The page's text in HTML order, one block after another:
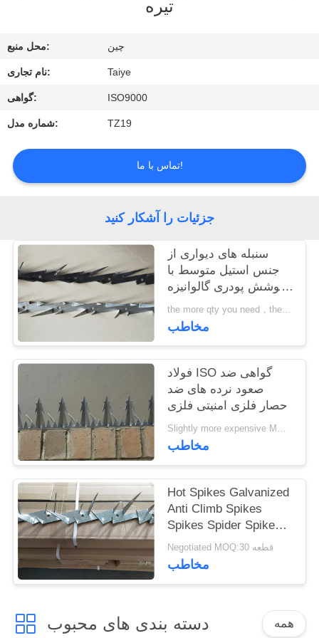
کیفیت
با
ما
تماس
بگیرید
قول
اخبار
تیره
محل منبع: چين
نام تجاری: Taiye
گواهی: ISO9000
شماره مدل: TZ19
تماس با ما!
جزئیات را آشکار کنید
سنبله های دیواری از
جنس استیل متوسط ​​با
پوشش پودری گالوانیزه
یا سیاه پوشانده شده
است
the more qty you need，the cheaper price is MOQ:10 قطعه
مخاطب
فولاد ISO گواهی ضد
صعود نرده های ضد
حصار فلزی امنیتی فلزی
Slightly more expensive MOQ:30 رایانه شخصی
مخاطب
Hot Spikes Galvanized
Anti Climb Spikes
Spikes Spider Spikes
For Security
Negotiated MOQ:30 قطعه
مخاطب
دسته بندی های محبوب همه